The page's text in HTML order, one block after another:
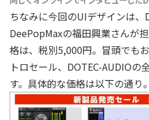
ちなみに今回のUIデザインは、
DeePopMaxの福田興業さんが
格は、税別5,000円。冒頭でも
トロセール、DOTEC-AUDIOの
す。具体的な価格は以下の通り。